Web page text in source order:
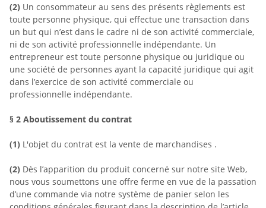
(2) Un consommateur au sens des présents règlements est
toute personne physique, qui effectue une transaction dans
un but qui n’est dans le cadre ni de son activité commerciale,
ni de son activité professionnelle indépendante. Un
entrepreneur est toute personne physique ou juridique ou
une société de personnes ayant la capacité juridique qui agit
dans l’exercice de son activité commerciale ou
professionnelle indépendante.
§ 2 Aboutissement du contrat
(1) L'objet du contrat est la vente de marchandises .
(2) Dès l’apparition du produit concerné sur notre site Web,
nous vous soumettons une offre ferme en vue de la passation
d’une commande via notre système de panier selon les